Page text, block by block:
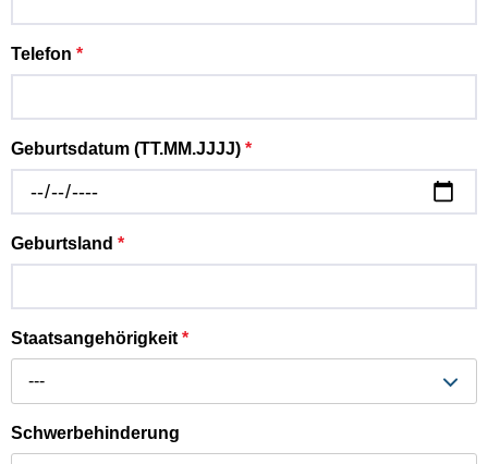
Telefon *
Geburtsdatum (TT.MM.JJJJ) *
Geburtsland *
Staatsangehörigkeit *
---
Schwerbehinderung